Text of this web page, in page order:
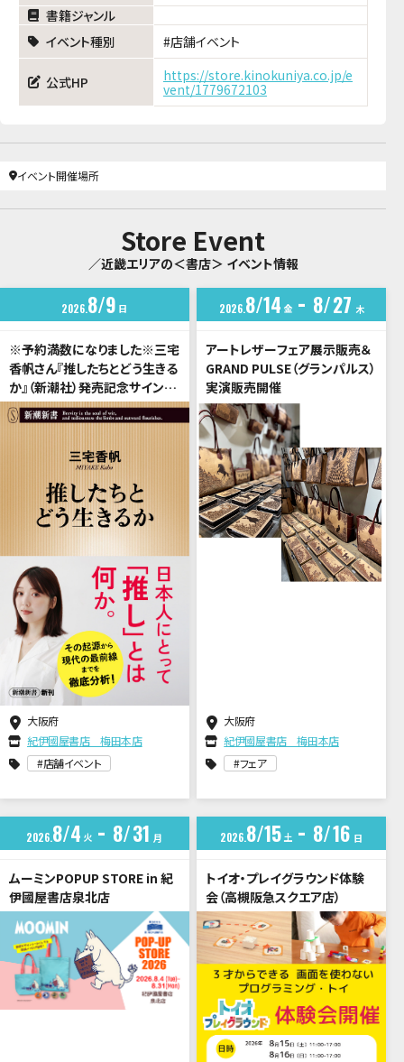
書籍ジャンル
イベント種別
店舗イベント
公式HP
https://store.kinokuniya.co.jp/e
vent/1779672103
イベント開催場所
Store Event
／近畿エリアの＜書店＞ イベント情報
2026 8 9 日
※予約満数になりました※三宅
香帆さん『推したちとどう生きる
か』（新潮社）発売記念サイン
会 ご予約受付中！
大阪府
紀伊國屋書店 梅田本店
店舗イベント
20268 14 金 8 27 木
アートレザーフェア展示販売＆
GRAND PULSE（グランパルス）
実演販売開催
大阪府
紀伊國屋書店 梅田本店
フェア
2026 8 4 火 8 31 月
ムーミンPOPUP STORE in 紀
伊國屋書店泉北店
2026 8 15 土 8 16 日
トイオ・プレイグラウンド体験
会（高槻阪急スクエア店）